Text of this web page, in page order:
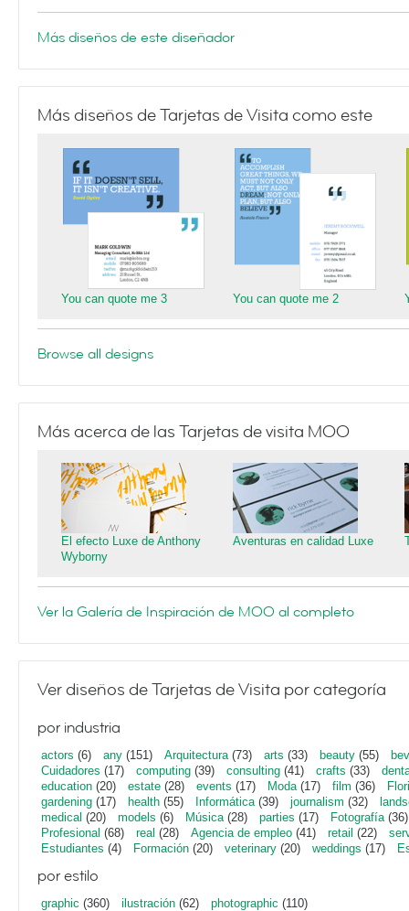
Más diseños de este diseñador
Más diseños de Tarjetas de Visita como este
You can quote me 3 You can quote me 2
Browse all designs
Más acerca de las Tarjetas de visita MOO
El efecto Luxe de Anthony
Wyborny
Aventuras en calidad Luxe
Ver la Galería de Inspiración de MOO al completo
Ver diseños de Tarjetas de Visita por categoría
por industria
actors (6) any (151) Arquitectura(73) arts (33) beauty (55)
Cuidadores (17) computing (39) consulting (41) crafts (33)
education (20) estate (28) events (17) Moda(17) film (36)
gardening (17) health (55) Informática(39) journalism (32)
medical (20) models (6) Música(28) parties (17) Fotografía(36)
Profesional (68) real (28) Agencia de empleo (41) retail (22)
Estudiantes (4) Formación (20) veterinary (20) weddings (17)
por estilo
graphic (360) ilustración (62) photographic (110)